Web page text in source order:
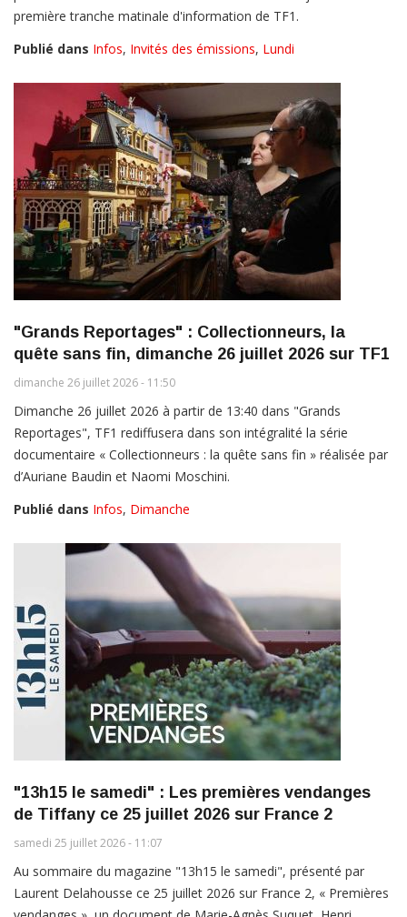
première tranche matinale d'information de TF1.
Publié dans Infos, Invités des émissions, Lundi
"Grands Reportages" : Collectionneurs, la
quête sans fin, dimanche 26 juillet 2026 sur TF1
dimanche 26 juillet 2026 - 11:50
Dimanche 26 juillet 2026 à partir de 13:40 dans "Grands
Reportages", TF1 rediffusera dans son intégralité la série
documentaire « Collectionneurs : la quête sans fin » réalisée par
d’Auriane Baudin et Naomi Moschini.
Publié dans Infos, Dimanche
"13h15 le samedi" : Les premières vendanges
de Tiffany ce 25 juillet 2026 sur France 2
samedi 25 juillet 2026 - 11:07
Au sommaire du magazine "13h15 le samedi", présenté par
Laurent Delahousse ce 25 juillet 2026 sur France 2, « Premières